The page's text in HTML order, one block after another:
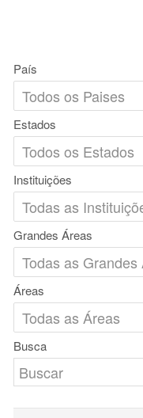
País
Estados
Instituições
Grandes Áreas
Áreas
Busca